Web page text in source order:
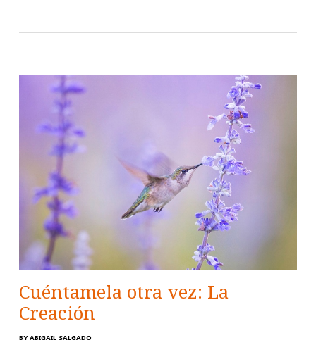
Cuéntamela otra vez: La
Creación
BY ABIGAIL SALGADO